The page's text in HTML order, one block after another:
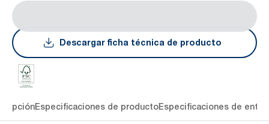
Descargar ficha técnica de producto
Especificaciones de productoEspecificaciones de